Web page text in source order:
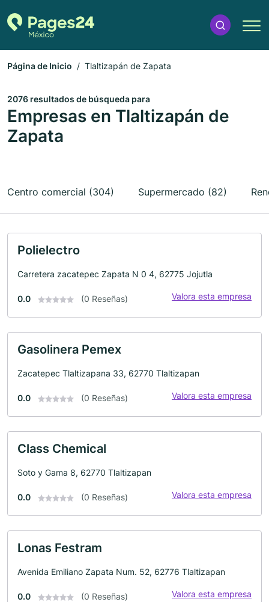
Página de Inicio Tlaltizapán de Zapata
2076 resultados de búsqueda para
Empresas en Tlaltizapán de
Zapata
Centro comercial (304) Supermercado (82)
Polielectro
Carretera zacatepec Zapata N 0 4, 62775 Jojutla
0.0 (0 Reseñas) Valora esta empresa
Gasolinera Pemex
Zacatepec Tlaltizapana 33, 62770 Tlaltizapan
0.0 (0 Reseñas) Valora esta empresa
Class Chemical
Soto y Gama 8, 62770 Tlaltizapan
0.0 (0 Reseñas) Valora esta empresa
Lonas Festram
Avenida Emiliano Zapata Num. 52, 62776 Tlaltizapan
0.0 (0 Reseñas) Valora esta empresa